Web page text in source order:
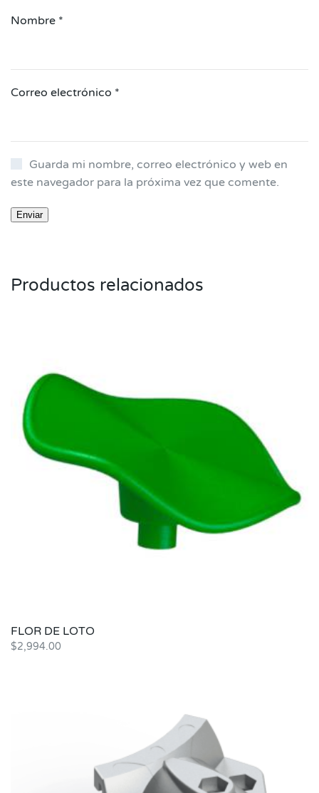
Nombre *
Correo electrónico *
Guarda mi nombre, correo electrónico y web en
este navegador para la próxima vez que comente.
Productos relacionados
FLOR DE LOTO
$2,994.00